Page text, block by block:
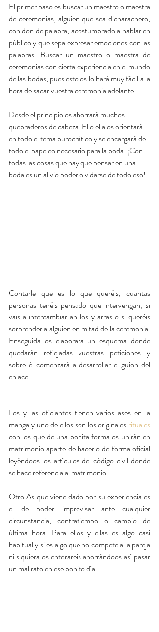
El primer paso es buscar un maestro o maestra
de ceremonias, alguien que sea dicharachero,
con don de palabra, acostumbrado a hablar en
público y que sepa expresar emociones con las
palabras. Buscar un maestro o maestra de
ceremonias con cierta experiencia en el mundo
de las bodas, pues esto os lo hará muy fácil a la
hora de sacar vuestra ceremonia adelante.
Desde el principio os ahorrará muchos
quebraderos de cabeza. El o ella os orientará
en todo el tema burocrático y se encargará de
todo el papeleo necesario para la boda. ¡Con
todas las cosas que hay que pensar en una
boda es un alivio poder olvidarse de todo eso!
Contarle que es lo que queréis, cuantas
personas tenéis pensado que intervengan, si
vais a intercambiar anillos y arras o si queréis
sorprender a alguien en mitad de la ceremonia.
Enseguida os elaborara un esquema donde
quedarán reflejadas vuestras peticiones y
sobre él comenzará a desarrollar el guion del
enlace.
Los y las oficiantes tienen varios ases en la
manga y uno de ellos son los originales rituales
con los que de una bonita forma os unirán en
matrimonio aparte de hacerlo de forma oficial
leyéndoos los artículos del código civil donde
se hace referencia al matrimonio.
Otro As que viene dado por su experiencia es
el de poder improvisar ante cualquier
circunstancia, contratiempo o cambio de
última hora. Para ellos y ellas es algo casi
habitual y si es algo que no compete a la pareja
ni siquiera os enterareis ahorrándoos así pasar
un mal rato en ese bonito día.